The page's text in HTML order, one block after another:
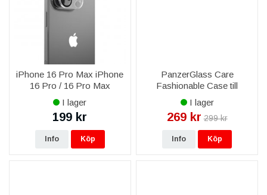
iPhone 16 Pro Max iPhone
16 Pro / 16 Pro Max
Kameraskydd
I lager
199 kr
Info Köp
PanzerGlass Care
Fashionable Case till
iPhone 16 Pro - Svart
I lager
269 kr 299 kr
Info Köp